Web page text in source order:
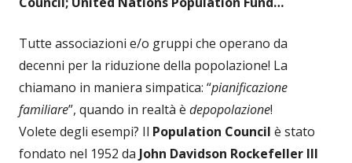
Tutte associazioni e/o gruppi che operano da
decenni per la riduzione della popolazione! La
chiamano in maniera simpatica: “pianificazione
familiare”, quando in realtà è depopolazione!
Volete degli esempi? Il Population Council è stato
fondato nel 1952 da John Davidson Rockefeller III